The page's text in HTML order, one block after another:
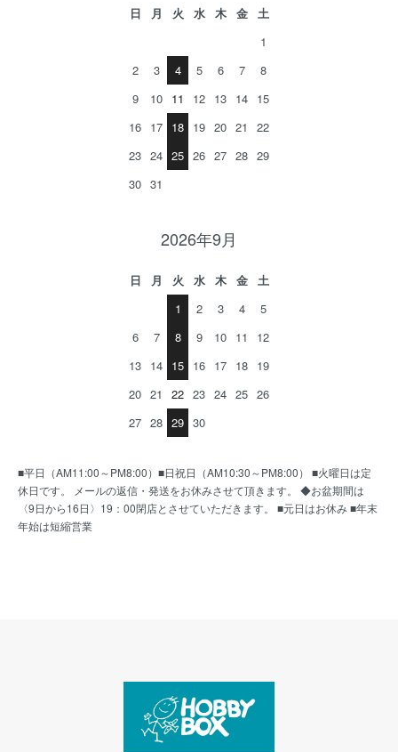
日 月 火 水 木 金
土
1
2
3 4 5 6 7
8
9
10 11 12 13 14 15
16 17 18 19 20 21
22
23 24 25 26 27 28 29
30 31
2026年9月
日 月 火 水 木 金
土
1
2 3 4
5
6
7 8 9 10 11
12
13 14 15 16 17 18 19
20 21 22 23 24 25 26
27 28 29 30
■平日（AM11:00～PM8:00）■日祝日（AM10:30～PM8:00） ■火曜日は定
休日です。 メールの返信・発送をお休みさせて頂きます。 ◆お盆期間は
〈9日から16日〉19：00閉店とさせていただきます。 ■元日はお休み ■年末
年始は短縮営業